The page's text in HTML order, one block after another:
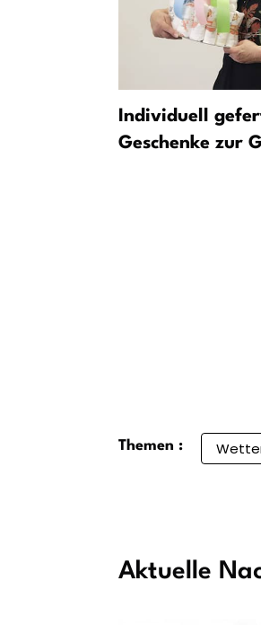
Individuell
Geschenke zur
Themen :
Aktuelle